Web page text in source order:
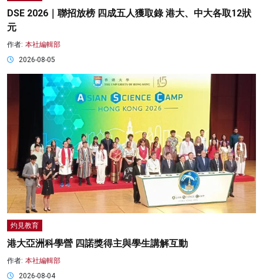
DSE 2026｜聯招放榜 四成五人獲取錄 港大、中大各取12狀
元
作者: 本社編輯部
2026-08-05
灼見教育
港大亞洲科學營 四諾獎得主與學生講解互動
作者: 本社編輯部
2026-08-04